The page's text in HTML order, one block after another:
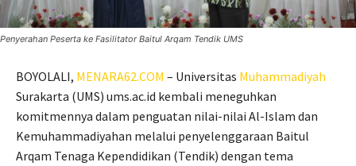
Penyerahan Peserta ke Fasilitator Baitul Arqam Tendik UMS
BOYOLALI, MENARA62.COM – Universitas Muhammadiyah
Surakarta (UMS) ums.ac.id kembali meneguhkan
komitmennya dalam penguatan nilai-nilai Al-Islam dan
Kemuhammadiyahan melalui penyelenggaraan Baitul
Arqam Tenaga Kependidikan (Tendik) dengan tema